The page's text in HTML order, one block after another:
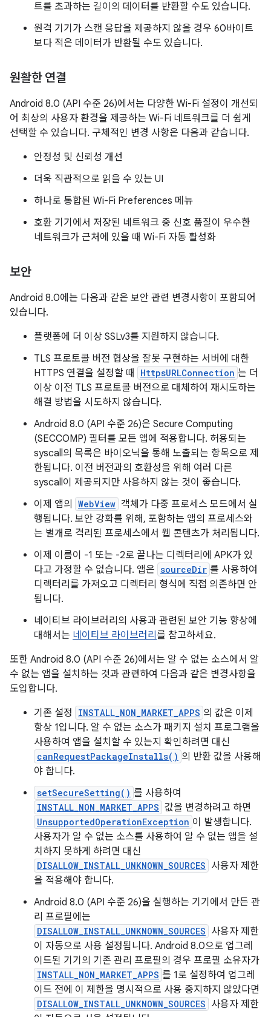
트를 초과하는 길이의 데이터를 반환할 수도 있습니다.
원격 기기가 스캔 응답을 제공하지 않을 경우 60바이트
보다 적은 데이터가 반환될 수도 있습니다.
원활한 연결
Android 8.0 (API 수준 26)에서는 다양한 Wi-Fi 설정이 개선되
어 최상의 사용자 환경을 제공하는 Wi-Fi 네트워크를 더 쉽게
선택할 수 있습니다. 구체적인 변경 사항은 다음과 같습니다.
안정성 및 신뢰성 개선
더욱 직관적으로 읽을 수 있는 UI
하나로 통합된 Wi-Fi Preferences 메뉴
호환 기기에서 저장된 네트워크 중 신호 품질이 우수한
네트워크가 근처에 있을 때 Wi-Fi 자동 활성화
보안
Android 8.0에는 다음과 같은 보안 관련 변경사항이 포함되어
있습니다.
플랫폼에 더 이상 SSLv3를 지원하지 않습니다.
TLS 프로토콜 버전 협상을 잘못 구현하는 서버에 대한
HTTPS 연결을 설정할 때
HttpsURLConnection 는 더
이상 이전 TLS 프로토콜 버전으로 대체하여 재시도하는
해결 방법을 시도하지 않습니다.
Android 8.0 (API 수준 26)은 Secure Computing
(SECCOMP) 필터를 모든 앱에 적용합니다. 허용되는
syscall의 목록은 바이오닉을 통해 노출되는 항목으로 제
한됩니다. 이전 버전과의 호환성을 위해 여러 다른
syscall이 제공되지만 사용하지 않는 것이 좋습니다.
이제 앱의
WebView 객체가 다중 프로세스 모드에서 실
행됩니다. 보안 강화를 위해, 포함하는 앱의 프로세스와
는 별개로 격리된 프로세스에서 웹 콘텐츠가 처리됩니다.
이제 이름이 -1 또는 -2로 끝나는 디렉터리에 APK가 있
다고 가정할 수 없습니다. 앱은 sourceDir 를 사용하여
디렉터리를 가져오고 디렉터리 형식에 직접 의존하면 안
됩니다.
네이티브 라이브러리의 사용과 관련된 보안 기능 향상에
대해서는 네이티브 라이브러리 를 참고하세요.
또한 Android 8.0 (API 수준 26)에서는 알 수 없는 소스에서 알
수 없는 앱을 설치하는 것과 관련하여 다음과 같은 변경사항을
도입합니다.
기존 설정
INSTALL_NON_MARKET_APPS 의 값은 이제
항상 1입니다. 알 수 없는 소스가 패키지 설치 프로그램을
사용하여 앱을 설치할 수 있는지 확인하려면 대신
canRequestPackageInstalls() 의 반환 값을 사용해
야 합니다.
setSecureSetting() 를 사용하여
INSTALL_NON_MARKET_APPS 값을 변경하려고 하면
UnsupportedOperationException 이 발생합니다.
사용자가 알 수 없는 소스를 사용하여 알 수 없는 앱을 설
치하지 못하게 하려면 대신
DISALLOW_INSTALL_UNKNOWN_SOURCES 사용자 제한
을 적용해야 합니다.
Android 8.0 (API 수준 26)을 실행하는 기기에서 만든 관
리 프로필에는
DISALLOW_INSTALL_UNKNOWN_SOURCES 사용자 제한
이 자동으로 사용 설정됩니다. Android 8.0으로 업그레
이드된 기기의 기존 관리 프로필의 경우 프로필 소유자가
INSTALL_NON_MARKET_APPS 를 1로 설정하여 업그레
이드 전에 이 제한을 명시적으로 사용 중지하지 않았다면
DISALLOW_INSTALL_UNKNOWN_SOURCES 사용자 제한